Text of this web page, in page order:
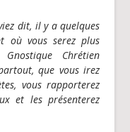
dit, il y a quelques
où vous serez plus
Chrétien
que vous irez
vous rapporterez
et les présenterez